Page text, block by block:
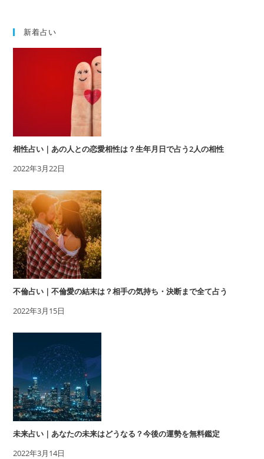
新着占い
相性占い｜あの人との恋愛相性は？生年月日で占う2人の相性
2022年3月22日
不倫占い｜不倫愛の結末は？相手の気持ち・決断まで全て占う
2022年3月15日
未来占い｜あなたの未来はどうなる？今後の運勢を無料鑑定
2022年3月14日